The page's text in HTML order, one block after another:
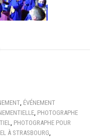
ÉVÉNEMENT
PHOTOGRAPHE
PHOTOGRAPHE POUR
À STRASBOURG